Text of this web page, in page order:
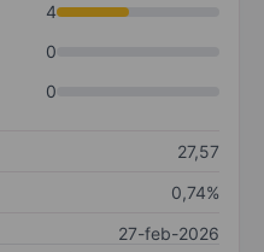
4
0
0
27,57
0,74%
27-feb-2026